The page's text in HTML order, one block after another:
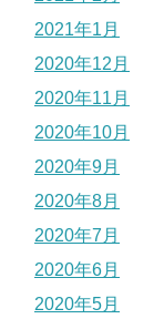
2021年1月
2020年12月
2020年11月
2020年10月
2020年9月
2020年8月
2020年7月
2020年6月
2020年5月